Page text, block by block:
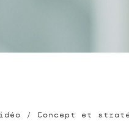
/ Concept et